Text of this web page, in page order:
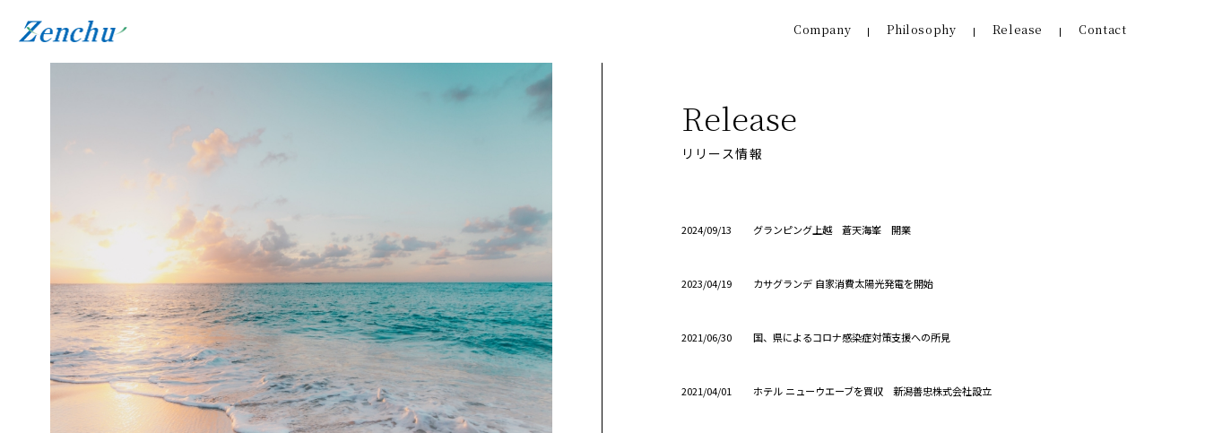
Company Philosophy Release Contact
Release
リリース情報
2024/09/13 グランピング上越 蒼天海峯 開業
2023/04/19 カサグランデ 自家消費太陽光発電を開始
2021/06/30 国、県によるコロナ感染症対策支援への所見
2021/04/01 ホテル ニューウエーブを買収 新潟善忠株式会社設立